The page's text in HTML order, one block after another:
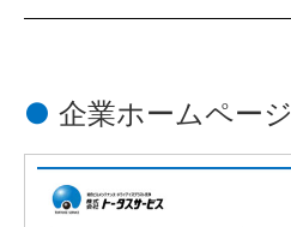
● 企業ホームページ